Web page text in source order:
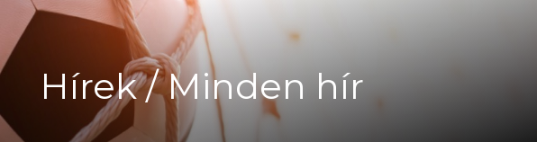
Hírek / Minden hír